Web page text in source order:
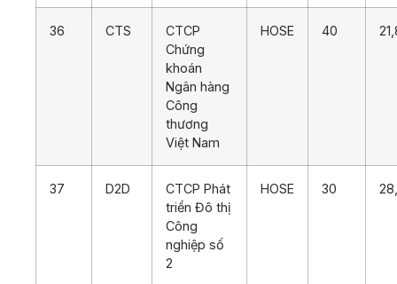
36 CTS
CTCP
Chứng
khoán
Ngân hàng
Công
thương
Việt Nam
HOSE 40
37 D2D
CTCP Phát
triển Đô thị
Công
nghiệp số
2
HOSE 30